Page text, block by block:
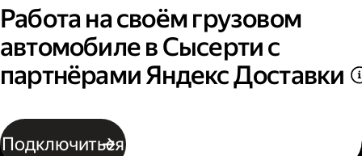
Работа на своём грузовом
автомобиле в Сысерти с
партнёрами Яндекс Доставки
Подключиться